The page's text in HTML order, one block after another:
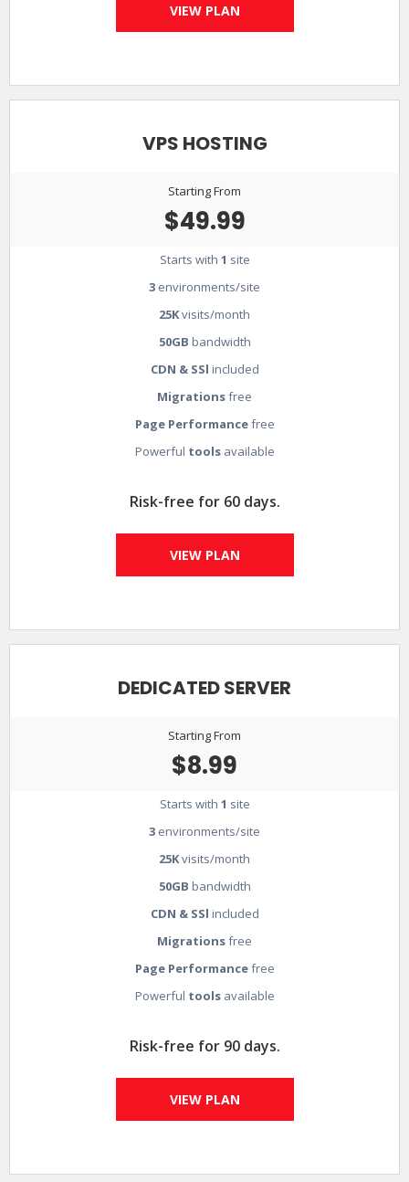
VIEW PLAN
VPS HOSTING
Starting From
$49.99
Starts with 1 site
3 environments/site
25Kvisits/month
50GB bandwidth
CDN & SSl included
Migrationsfree
Page Performancefree
Powerful toolsavailable
Risk-free for 60 days.
VIEW PLAN
DEDICATED SERVER
Starting From
$8.99
Starts with 1 site
3 environments/site
25Kvisits/month
50GB bandwidth
CDN & SSl included
Migrationsfree
Page Performancefree
Powerful toolsavailable
Risk-free for 90 days.
VIEW PLAN